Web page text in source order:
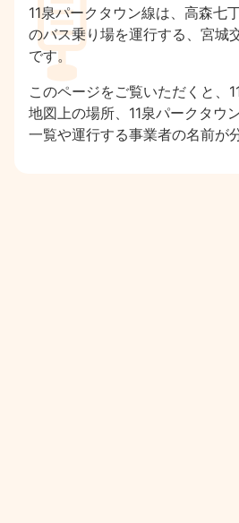
11泉パークタウン線は、高森七
のバス乗り場を運行する、宮城
です。
このページをご覧いただくと、
地図上の場所、11泉パークタウ
一覧や運行する事業者の名前が